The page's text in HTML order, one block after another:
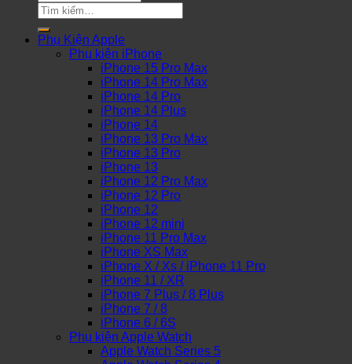
Tìm
kiếm:
Phụ Kiện Apple
Phụ kiện iPhone
iPhone 15 Pro Max
iPhone 14 Pro Max
iPhone 14 Pro
iPhone 14 Plus
iPhone 14
iPhone 13 Pro Max
iPhone 13 Pro
iPhone 13
iPhone 12 Pro Max
iPhone 12 Pro
iPhone 12
iPhone 12 mini
iPhone 11 Pro Max
iPhone XS Max
iPhone X / Xs / iPhone 11 Pro
iPhone 11 / XR
iPhone 7 Plus / 8 Plus
iPhone 7 / 8
iPhone 6 / 6S
Phụ kiện Apple Watch
Apple Watch Series 5